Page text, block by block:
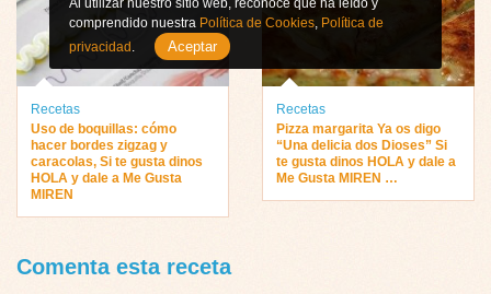
Recetas
Uso de boquillas: cómo
hacer bordes zigzag y
caracolas, Si te gusta dinos
HOLA y dale a Me Gusta
MIREN
Recetas
Pizza margarita Ya os digo
“Una delicia dos Dioses” Si
te gusta dinos HOLA y dale a
Me Gusta MIREN …
Comenta esta receta
Al utilizar nuestro sitio web, reconoce que ha leído y
comprendido nuestra Política de Cookies, Política de
privacidad . Aceptar